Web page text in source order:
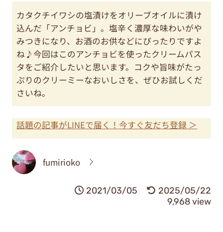
カタクチイワシの塩漬けをオリーブオイルに漬け
込んだ「アンチョビ」。塩辛く濃厚な味わいがや
みつきになり、お酒のお供などにぴったりですよ
ね♪今回はこのアンチョビを使ったクリームパス
タをご紹介したいと思います。コクや旨味がたっ
ぷりのクリーミーなおいしさを、ぜひお試しくだ
さいね。
話題の記事がLINEで届く！今すぐ友だち登録 ＞
fumirioko
2021/03/05
2025/05/22
9,968 view